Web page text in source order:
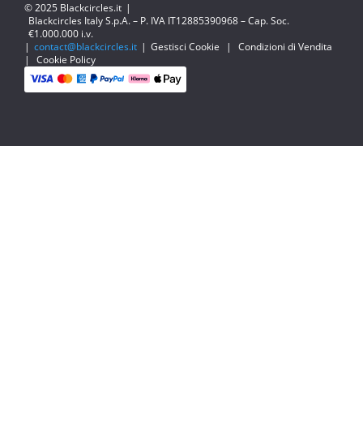
© 2025 Blackcircles.it |
Blackcircles Italy S.p.A. – P. IVA IT12885390968 – Cap. Soc.
€1.000.000 i.v.
| contact@blackcircles.it | Gestisci Cookie |
Condizioni di Vendita
|
Cookie Policy